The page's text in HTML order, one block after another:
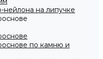
на липучке
по камню и